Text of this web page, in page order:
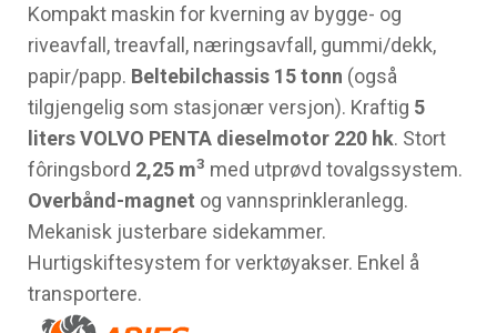
Kompakt maskin for kverning av bygge- og
riveavfall, treavfall, næringsavfall, gummi/dekk,
papir/papp. Beltebilchassis 15 tonn (også
tilgjengelig som stasjonær versjon). Kraftig 5
liters VOLVO PENTA dieselmotor 220 hk. Stort
fôringsbord 2,25 m3 med utprøvd tovalgssystem.
Overbånd-magnet og vannsprinkleranlegg.
Mekanisk justerbare sidekammer.
Hurtigskiftesystem for verktøyakser. Enkel å
transportere.